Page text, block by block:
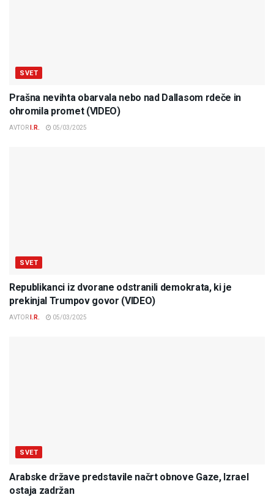
SVET
Prašna nevihta obarvala nebo nad Dallasom rdeče in
ohromila promet (VIDEO)
AVTOR I.R. 05/03/2025
SVET
Republikanci iz dvorane odstranili demokrata, ki je
prekinjal Trumpov govor (VIDEO)
AVTOR I.R. 05/03/2025
SVET
Arabske države predstavile načrt obnove Gaze, Izrael
ostaja zadržan